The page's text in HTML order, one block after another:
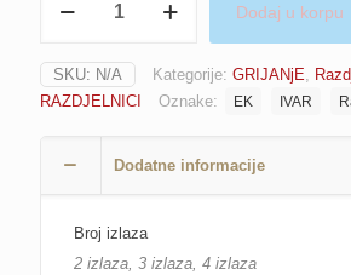
EK
VN
IVAR
Dodaj u korpu
SKU: N/A Kategorije: GRIJANjE,
RAZDJELNICI
Oznake: EK IVAR
Dodatne informacije
Broj izlaza
2 izlaza, 3 izlaza, 4 izlaza